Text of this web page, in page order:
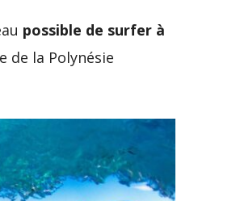
possible de surfer à
de la Polynésie